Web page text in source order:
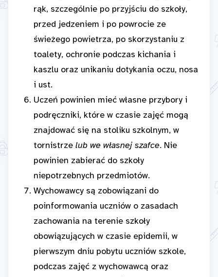
rąk, szczególnie po przyjściu do szkoły,
przed jedzeniem i po powrocie ze
świeżego powietrza, po skorzystaniu z
toalety, ochronie podczas kichania i
kaszlu oraz unikaniu dotykania oczu, nosa
i ust.
Uczeń powinien mieć własne przybory i
podręczniki, które w czasie zajęć mogą
znajdować się na stoliku szkolnym, w
tornistrze lub we własnej szafce. Nie
powinien zabierać do szkoły
niepotrzebnych przedmiotów.
Wychowawcy są zobowiązani do
poinformowania uczniów o zasadach
zachowania na terenie szkoły
obowiązujących w czasie epidemii, w
pierwszym dniu pobytu uczniów szkole,
podczas zajęć z wychowawcą oraz